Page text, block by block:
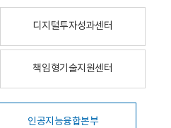
디지털투자성과센터
책임형기술지원센터
인공지능융합본부